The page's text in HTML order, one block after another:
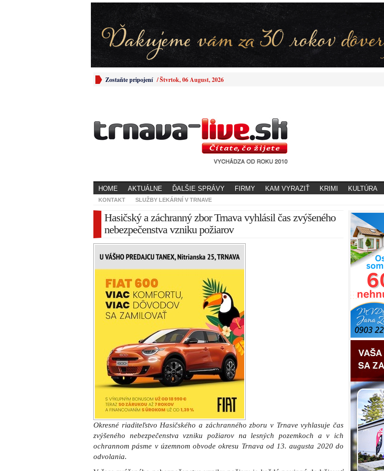
Zostaňte pripojení /Štvrtok, 06 August, 2026
HOME AKTUÁLNE ĎALŠIE SPRÁVY FIRMY KAM VYRAZIŤ KRIMI KULTÚRA
KONTAKT SLUŽBY LEKÁRNÍ V TRNAVE
Hasičský a záchranný zbor Trnava vyhlásil čas zvýšeného
nebezpečenstva vzniku požiarov
Okresné riaditeľstvo Hasičského a záchranného zboru v Trnave vyhlasuje čas
zvýšeného nebezpečenstva vzniku požiarov na lesných pozemkoch a v ich
ochrannom pásme v územnom obvode okresu Trnava od 13. augusta 2020 do
odvolania.
V čase zvýšeného nebezpečenstva vzniku požiaru je každý povinný dodržiavať
zásady protipožiarnej bezpečnosti.
Ľuďom sa zakazuje najmä fajčiť, odhadzovať horiace alebo tlejúce predmety,
používať otvorený plameň na miestach so zvýšeným nebezpečenstvom vzniku
požiaru, vypaľovať trávy, kroviny a iný biologický odpad, ako aj zakladať oheň
v priestoroch alebo na miestach, kde môže dôjsť k jeho rozšíreniu.